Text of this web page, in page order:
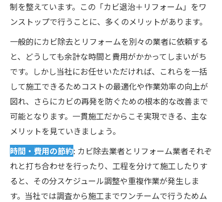
制を整えています。この「カビ退治＋リフォーム」をワ
ンストップで行うことに、多くのメリットがあります。
一般的にカビ除去とリフォームを別々の業者に依頼する
と、どうしても余計な時間と費用がかかってしまいがち
です。しかし当社にお任せいただければ、これらを一括
して施工できるためコストの最適化や作業効率の向上が
図れ、さらにカビの再発を防ぐための根本的な改善まで
可能となります。一貫施工だからこそ実現できる、主な
メリットを見ていきましょう。
時間・費用の節約: カビ除去業者とリフォーム業者それぞ
れと打ち合わせを行ったり、工程を分けて施工したりす
ると、その分スケジュール調整や重複作業が発生しま
す。当社では調査から施工までワンチームで行うためム